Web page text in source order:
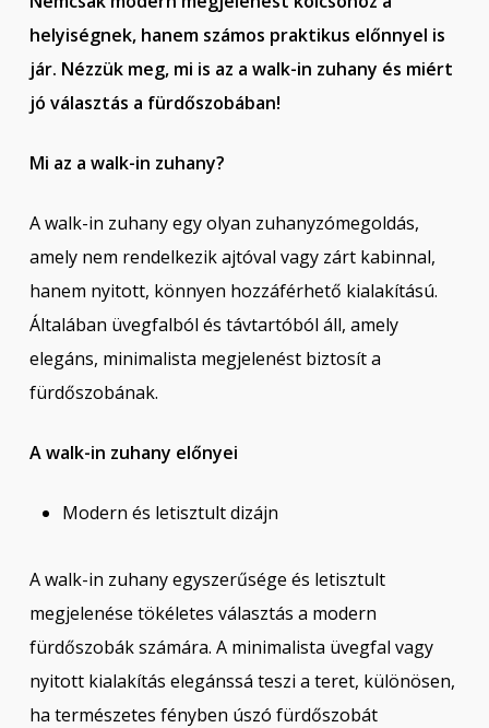
helyiségnek, hanem számos praktikus előnnyel is
jár. Nézzük meg, mi is az a walk-in zuhany és miért
jó választás a fürdőszobában!
Mi az a walk-in zuhany?
A walk-in zuhany egy olyan zuhanyzómegoldás,
amely nem rendelkezik ajtóval vagy zárt kabinnal,
hanem nyitott, könnyen hozzáférhető kialakítású.
Általában üvegfalból és távtartóból áll, amely
elegáns, minimalista megjelenést biztosít a
fürdőszobának.
A walk-in zuhany előnyei
Modern és letisztult dizájn
A walk-in zuhany egyszerűsége és letisztult
megjelenése tökéletes választás a modern
fürdőszobák számára. A minimalista üvegfal vagy
nyitott kialakítás elegánssá teszi a teret, különösen,
ha természetes fényben úszó fürdőszobát